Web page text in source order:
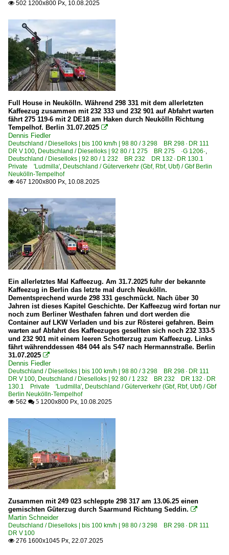
Galerien
Bahn und Städte
Sommerfest Halle (Saale)
Sonderzüge und Sonderfahrten
Wetterkapriolen/Hardcore-Wetter
Güterverkehr
Gemischte Güterzüge
Güterzüge (sonstige)
Kessel- und Silozüge
KLV Containerzüge
Schotter- und Kieszüge
Übergabefahrten, Sonderzüge
~ Sonstige
Güterverkehr (Gbf, Rbf, Ubf)
Gbf Berlin Neukölln-Tempelhof
Gbf Wustermark/Elstal
Rangier- und Güterbahnhöfe in Berlin
Rbf Dresden-Friedrichstadt
Rbf Halle (Saale)
Rbf Leipzig-Engelsdorf
Güterwagen
Kesselwagen
~ Sonstige Güterwagen
Hafenbahnen
Hafenbahn Stralsund
Industriemessen
InnoTrans 2016
InnoTrans 2024
Museen und Ausstellungen
DB Museum Halle (Saale) P
Eisenbahnclub Aschersleben e.V. ·ECA·
 502 1200x800 Px, 10.08.2025
Full House in Neukölln. Während 298 331 mit dem allerletzten
Kaffeezug zusammen mit 232 333 und 232 901 auf Abfahrt warten
fährt 275 119-6 mit 2 DE18 am Haken durch Neukölln Richtung
Tempelhof. Berlin 31.07.2025 
Dennis Fiedler
Deutschland / Dieselloks | bis 100 km/h | 98 80 / 3 298 BR 298 · DR 111
DR V 100, Deutschland / Dieselloks | 92 80 / 1 275 BR 275 ·G 1206·,
Deutschland / Dieselloks | 92 80 / 1 232 BR 232 DR 132 · DR 130.1
Private 'Ludmilla', Deutschland / Güterverkehr (Gbf, Rbf, Ubf) / Gbf Berlin
Neukölln-Tempelhof
 467 1200x800 Px, 10.08.2025
Ein allerletztes Mal Kaffeezug. Am 31.7.2025 fuhr der bekannte
Kaffeezug in Berlin das letzte mal durch Neukölln.
Dementsprechend wurde 298 331 geschmückt. Nach über 30
Jahren ist dieses Kapitel Geschichte. Der Kaffeezug wird fortan nur
noch zum Berliner Westhafen fahren und dort werden die
Container auf LKW Verladen und bis zur Rösterei gefahren. Beim
warten auf Abfahrt des Kaffeezuges gesellten sich noch 232 333-5
und 232 901 mit einem leeren Schotterzug zum Kaffeezug. Links
fährt währenddessen 484 044 als S47 nach Hermannstraße. Berlin
31.07.2025 
Dennis Fiedler
Deutschland / Dieselloks | bis 100 km/h | 98 80 / 3 298 BR 298 · DR 111
DR V 100, Deutschland / Dieselloks | 92 80 / 1 232 BR 232 DR 132 · DR
130.1 Private 'Ludmilla', Deutschland / Güterverkehr (Gbf, Rbf, Ubf) / Gbf
Berlin Neukölln-Tempelhof
 562  5 1200x800 Px, 10.08.2025
Zusammen mit 249 023 schleppte 298 317 am 13.06.25 einen
gemischten Güterzug durch Saarmund Richtung Seddin. 
Martin Schneider
Deutschland / Dieselloks | bis 100 km/h | 98 80 / 3 298 BR 298 · DR 111
DR V 100
 276 1600x1045 Px, 22.07.2025